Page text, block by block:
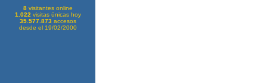
8visitantes online
1.022 visitas únicas hoy
35.577.873 accesos
desde el 19/02/2000